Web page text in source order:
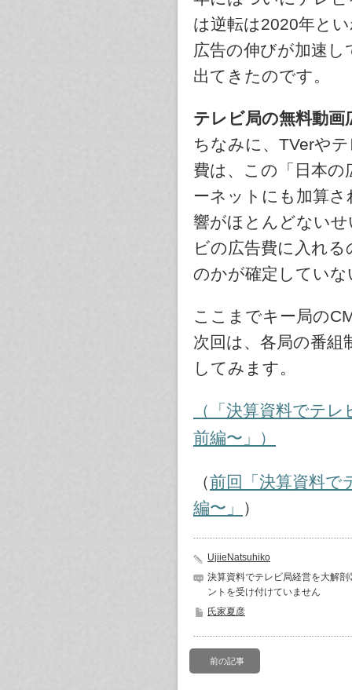
は逆転は2020年と
広告の伸びが加速
出てきたのです。
テレビ局の無料動
ちなみに、TVerや
費は、この「日本
ーネットにも加算
響がほとんどない
ビの広告費に入れ
のかが確定してい
ここまでキー局の
次回は、各局の番組
してみます。
（「決算資料でテ
前編〜」）
（前回「決算資料
編〜」
）
UjiieNatsuhiko
決算資料でテレビ局経営を大解
ントを受け付けていません
氏家夏彦
前の記事